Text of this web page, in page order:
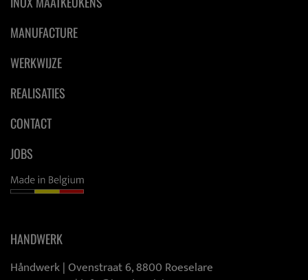
MANUFACTURE
WERKWIJZE
REALISATIES
CONTACT
JOBS
HANDWERK
Håndwerk |Ovenstraat 6, 8800 Roeselare